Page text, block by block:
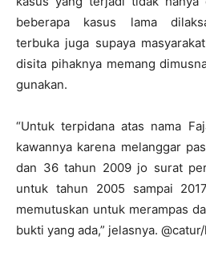
beberapa kasus lama
terbuka juga supaya
disita pihaknya memang
gunakan.
“Untuk terpidana atas nama
kawannya karena melanggar
dan 36 tahun 2009 jo surat
untuk tahun 2005 sampai
memutuskan untuk merampas
bukti yang ada,” jelasnya.